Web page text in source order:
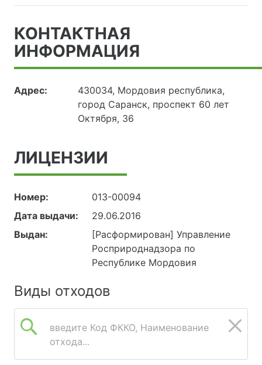
КОНТАКТНАЯ
ИНФОРМАЦИЯ
Адрес:
430034, Мордовия республика,
город Саранск, проспект 60 лет
Октября, 36
ЛИЦЕНЗИИ
Номер:
013-00094
Дата выдачи:
29.06.2016
Выдан:
[Расформирован] Управление
Росприроднадзора по
Республике Мордовия
Виды отходов
введите Код ФККО, Наименование
отхода...